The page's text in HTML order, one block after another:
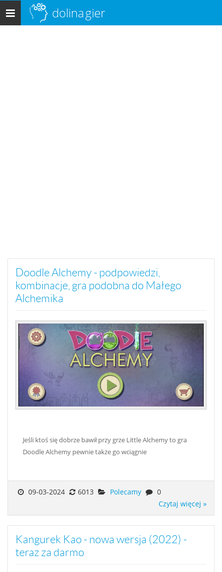
Menu
główne
dolinagier
Doodle Alchemy - podpowiedzi,
kombinacje, gra podobna do Małego
Alchemika
Jeśli ktoś się dobrze bawił przy grze Little Alchemy to gra
Doodle Alchemy pewnie także go wciągnie
09-03-2024 6013 Polecamy
0
Czytaj więcej »
Kangurek Kao - nowa wersja (2022) -
teraz za darmo